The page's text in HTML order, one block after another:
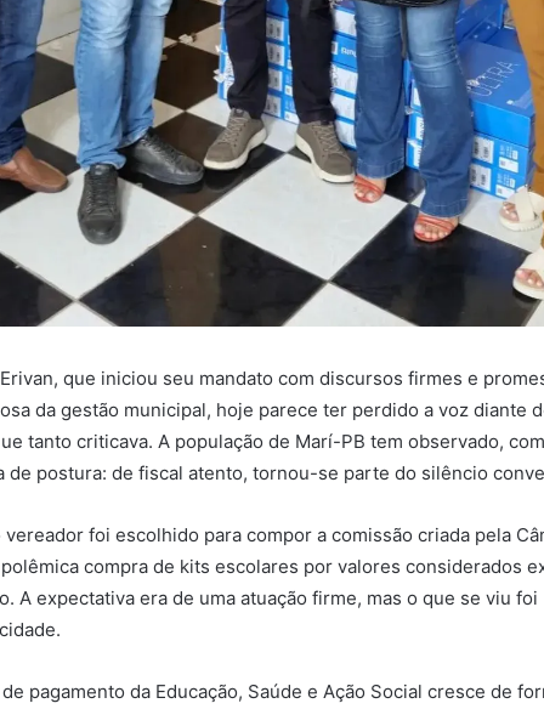
que iniciou seu mandato com discursos firmes e
da gestão municipal, hoje parece ter perdido a voz diante
tanto criticava. A população de Marí-PB tem observado,
de postura: de fiscal atento, tornou-se parte do silêncio
foi escolhido para compor a comissão criada pela
compra de kits escolares por valores considerados
A expectativa era de uma atuação firme, mas o que se viu
pagamento da Educação, Saúde e Ação Social cresce de